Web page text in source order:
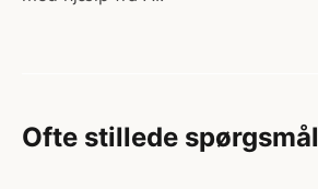
Ofte stillede spørgsmål